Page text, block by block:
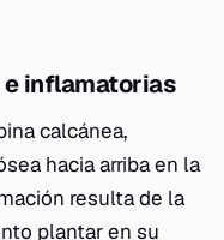
inflamatorias
calcánea,
hacia arriba en la
resulta de la
plantar en su